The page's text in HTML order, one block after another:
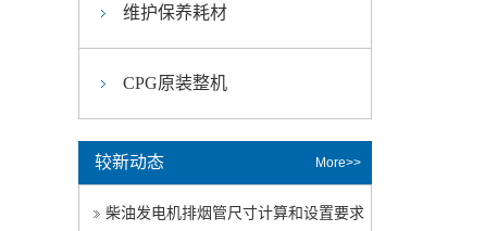
维护保养耗材
CPG原装整机
较新动态 More>>
柴油发电机排烟管尺寸计算和设置要求